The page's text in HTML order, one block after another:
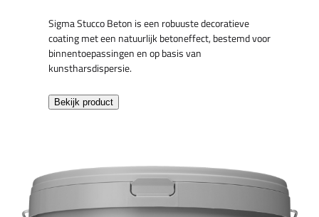
Sigma Stucco Beton is een robuuste decoratieve
coating met een natuurlijk betoneffect, bestemd voor
binnentoepassingen en op basis van
kunstharsdispersie.
Bekijk product